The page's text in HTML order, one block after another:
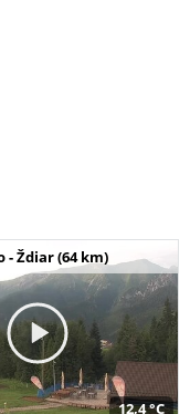
- Ždiar (64 km)
12,4 °C